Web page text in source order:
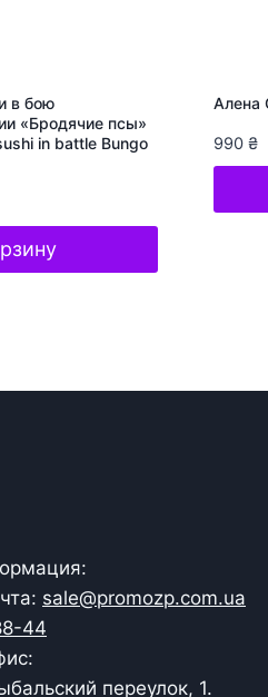
в бою
«Бродячие псы»
in battle Bungo
Алена
990 ₴
sale@promozp.com.ua
44
переулок, 1.